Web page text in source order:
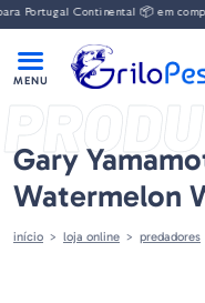
Portugal Continental 📦 em
Gary
Watermelon
início loja online predadores